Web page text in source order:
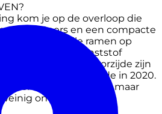
kom je op de overloop die
en een compacte
is dat alle ramen op
door kunststof
Aan de voorzijde zijn
en aan de achterzijde in 2020.
een frisse uitstraling maar
onderhoud.